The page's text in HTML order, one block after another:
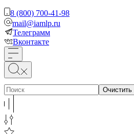
8 (800) 700-41-98
mail@iamlp.ru
Телеграмм
Вконтакте
Очистить